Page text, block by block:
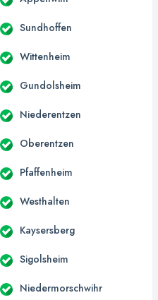
Sundhoffen
Wittenheim
Gundolsheim
Niederentzen
Oberentzen
Pfaffenheim
Westhalten
Kaysersberg
Sigolsheim
Niedermorschwihr